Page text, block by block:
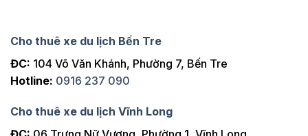
Cho thuê xe du lịch Bến Tre
ĐC: 104 Võ Văn Khánh, Phường 7, Bến Tre
Hotline: 0916 237 090
Cho thuê xe du lịch Vĩnh Long